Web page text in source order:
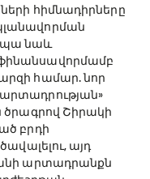
հիմնադիրները
նաև
համար. նոր
ծրագրով Շիրակի
բրդի
այդ
արտադրանքն